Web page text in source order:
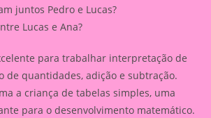
juntos Pedro e Lucas?
Lucas e Ana?
para trabalhar interpretação de
de quantidades, adição e subtração.
a criança de tabelas simples, uma
para o desenvolvimento matemático.